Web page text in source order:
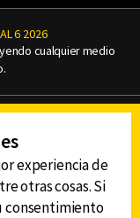
6 2026
cualquier medio
experiencia de
otras cosas. Si
consentimiento